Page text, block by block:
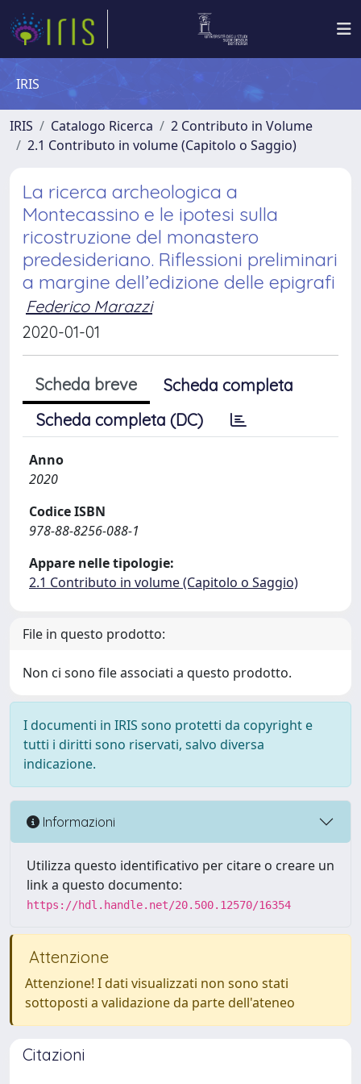
IRIS
IRIS Catalogo Ricerca
2 Contributo in Volume
2.1 Contributo in volume (Capitolo o Saggio)
La ricerca archeologica a
Montecassino e le ipotesi sulla
ricostruzione del monastero
predesideriano. Riflessioni preliminari
a margine dell’edizione delle epigrafi
Federico Marazzi
2020-01-01
Scheda breve
Scheda completa
Scheda completa (DC)
Anno
2020
Codice ISBN
978-88-8256-088-1
Appare nelle tipologie:
2.1 Contributo in volume (Capitolo o Saggio)
File in questo prodotto:
Non ci sono file associati a questo prodotto.
I documenti in IRIS sono protetti da copyright e
tutti i diritti sono riservati, salvo diversa
indicazione.
Informazioni
Utilizza questo identificativo per citare o creare un
link a questo documento:
https://hdl.handle.net/20.500.12570/16354
Attenzione
Attenzione! I dati visualizzati non sono stati
sottoposti a validazione da parte dell'ateneo
Citazioni